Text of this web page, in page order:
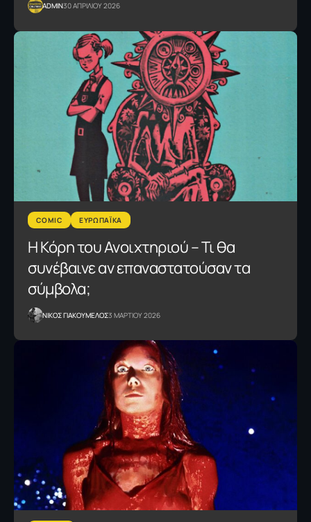
ADMIN30 ΑΠΡΙΛΙΟΥ 2026
COMIC ΕΥΡΩΠΑΪΚΑ
Η Κόρη του Ανοιχτηριού – Τι θα
συνέβαινε αν επαναστατούσαν τα
σύμβολα;
NΙΚΟΣ ΓΙΑΚΟΥΜΕΛΟΣ3 ΜΑΡΤΙΟΥ 2026